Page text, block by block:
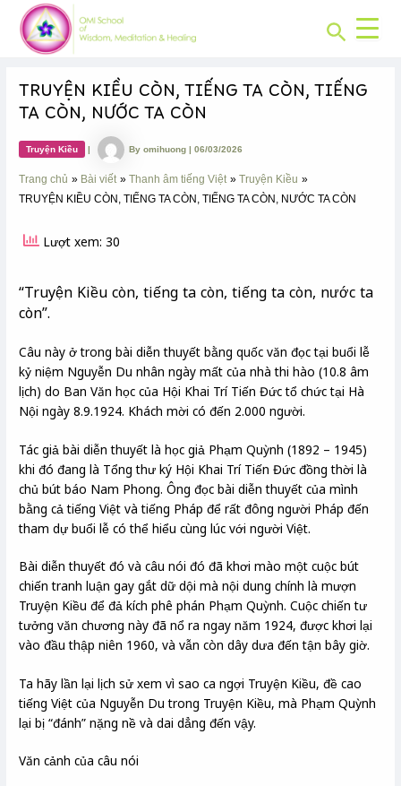
content
Search
TRUYỆN KIỀU CÒN, TIẾNG TA CÒN, TIẾNG
TA CÒN, NƯỚC TA CÒN
Truyện Kiều | Byomihuong|06/03/2026
Trang chủ Bài viết Thanh âm tiếng Việt
Truyện Kiều
TRUYỆN KIỀU CÒN, TIẾNG TA CÒN, TIẾNG TA CÒN, NƯỚC TA CÒN
Lượt xem: 30
“Truyện Kiều còn, tiếng ta còn, tiếng ta còn, nước ta
còn”.
Câu này ở trong bài diễn thuyết bằng quốc văn đọc tại buổi lễ
kỷ niệm Nguyễn Du nhân ngày mất của nhà thi hào (10.8 âm
lịch) do Ban Văn học của Hội Khai Trí Tiến Đức tổ chức tại Hà
Nội ngày 8.9.1924. Khách mời có đến 2.000 người.
Tác giả bài diễn thuyết là học giả Phạm Quỳnh (1892 – 1945)
khi đó đang là Tổng thư ký Hội Khai Trí Tiến Đức đồng thời là
chủ bút báo Nam Phong. Ông đọc bài diễn thuyết của mình
bằng cả tiếng Việt và tiếng Pháp để rất đông người Pháp đến
tham dự buổi lễ có thể hiểu cùng lúc với người Việt.
Bài diễn thuyết đó và câu nói đó đã khơi mào một cuộc bút
chiến tranh luận gay gắt dữ dội mà nội dung chính là mượn
Truyện Kiều để đả kích phê phán Phạm Quỳnh. Cuộc chiến tư
tưởng văn chương này đã nổ ra ngay năm 1924, được khơi lại
vào đầu thập niên 1960, và vẫn còn dây dưa đến tận bây giờ.
Ta hãy lần lại lịch sử xem vì sao ca ngợi Truyện Kiều, đề cao
tiếng Việt của Nguyễn Du trong Truyện Kiều, mà Phạm Quỳnh
lại bị “đánh” nặng nề và dai dẳng đến vậy.
Văn cảnh của câu nói
Post
navigation
CHUYÊN
MỤC: